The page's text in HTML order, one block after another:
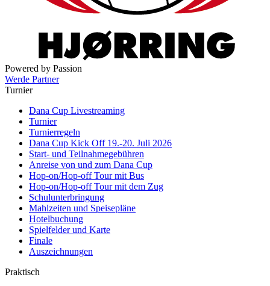
Powered by Passion
Werde Partner
Turnier
Dana Cup Livestreaming
Turnier
Turnierregeln
Dana Cup Kick Off 19.-20. Juli 2026
Start- und Teilnahmegebühren
Anreise von und zum Dana Cup
Hop-on/Hop-off Tour mit Bus
Hop-on/Hop-off Tour mit dem Zug
Schulunterbringung
Mahlzeiten und Speisepläne
Hotelbuchung
Spielfelder und Karte
Finale
Auszeichnungen
Praktisch